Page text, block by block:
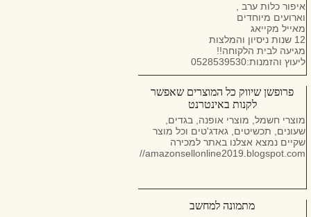
איפור כלות ערב ,
וארועים מיוחדים
מאייל מקייאג
12 שנות ניסיון והמלצות
מגיעה לבית הלקוחה!!
ליעוץ והזמנות:0528539530
פרופשן שיווק כל המוצרים שאפשר
לקנות באינטרנט
מוצרי חשמל, מוצרי אופנה, בגדים,
שעונים, תכשיטים, גאדג'טים וכל מוצר
שקיים נמצא אצלנו באתר למכירה
https://amazonsellonline2019.blogspot.com/
מתמונה למחשב